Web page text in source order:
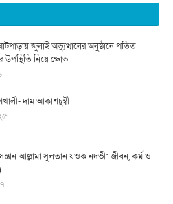
জুলাই অভ্যুত্থানের অনুষ্ঠানে পতিত
উপস্থিতি নিয়ে ক্ষোভ
দাম আকাশচুম্বী
আল্লামা সুলতান যওক নদভী: জীবন, কর্ম ও